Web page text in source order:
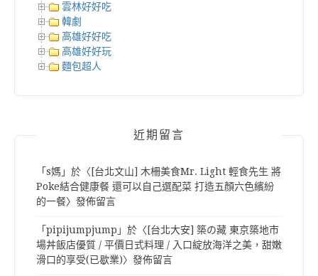
雲林好好吃
韓劇
高雄好好吃
高雄好好玩
麵包超人
近期留言
「s媽 」於〈 [台北文山] 木柵美食Mr. Light 輕食先生 將
Poke結合健康餐 還可以自己選配菜 打造五顏六色繽紛
的一餐〉發佈留言
「pipijumpjump 」於〈 [台北大安] 築の藏 東京築地市
場丼飯店優質 / 平價日式料理 / 入口綻放海洋之美，甜嫩
滑口的享受(已歇業)〉發佈留言